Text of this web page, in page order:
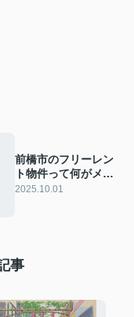
前橋市のフリーレン
ト物件って何がメリ
ット？費用を抑えた
2025.10.01
事